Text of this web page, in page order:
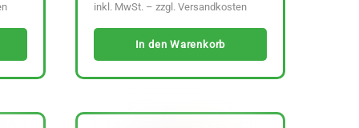
inkl. MwSt. – zzgl. Versandkosten
In den Warenkorb